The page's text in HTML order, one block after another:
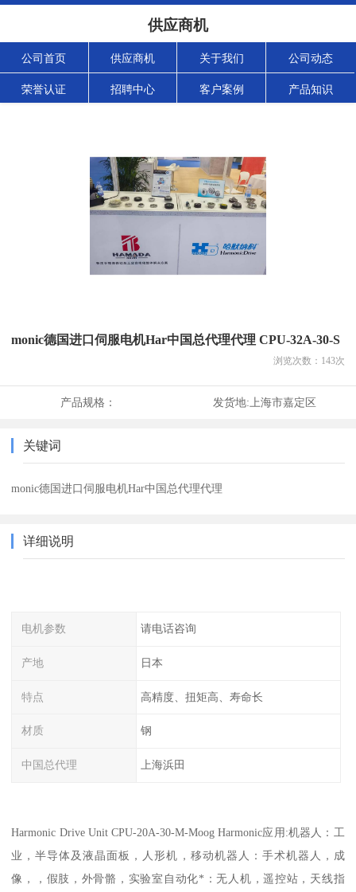
供应商机
公司首页 供应商机 关于我们 公司动态
荣誉认证 招聘中心 客户案例 产品知识
monic德国进口伺服电机Har中国总代理代理 CPU-32A-30-S
浏览次数： 143次
产品规格： 发货地: 上海市嘉定区
关键词
monic德国进口伺服电机Har中国总代理代理
详细说明
电机参数 请电话咨询
产地 日本
特点 高精度、扭矩高、寿命长
材质 钢
中国总代理 上海浜田
Harmonic Drive Unit CPU-20A-30-M-Moog Harmonic应用:机器人：工
业，半导体及液晶面板，人形机，移动机器人：手术机器人，成
像，，假肢，外骨骼，实验室自动化*：无人机，遥控站，天线指